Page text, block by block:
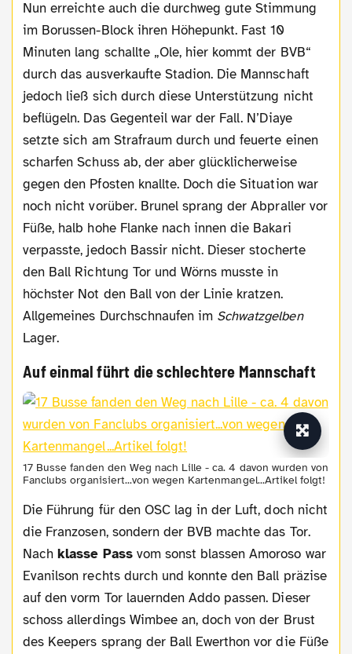
Nun erreichte auch die durchweg gute Stimmung
im Borussen-Block ihren Höhepunkt. Fast 10
Minuten lang schallte „Ole, hier kommt der BVB“
durch das ausverkaufte Stadion. Die Mannschaft
jedoch ließ sich durch diese Unterstützung nicht
beflügeln. Das Gegenteil war der Fall. N’Diaye
setzte sich am Strafraum durch und feuerte einen
scharfen Schuss ab, der aber glücklicherweise
gegen den Pfosten knallte. Doch die Situation war
noch nicht vorüber. Brunel sprang der Abpraller vor
Füße, halb hohe Flanke nach innen die Bakari
verpasste, jedoch Bassir nicht. Dieser stocherte
den Ball Richtung Tor und Wörns musste in
höchster Not den Ball von der Linie kratzen.
Allgemeines Durchschnaufen im Schwatzgelben
Lager.
Auf einmal führt die schlechtere Mannschaft
17 Busse fanden den Weg nach Lille - ca. 4 davon wurden von
Fanclubs organisiert...von wegen Kartenmangel...Artikel folgt!
Die Führung für den OSC lag in der Luft, doch nicht
die Franzosen, sondern der BVB machte das Tor.
Nachklasse Passvom sonst blassen Amoroso war
Evanilson rechts durch und konnte den Ball präzise
auf den vorm Tor lauernden Addo passen. Dieser
schoss allerdings Wimbee an, doch von der Brust
des Keepers sprang der Ball Ewerthon vor die Füße